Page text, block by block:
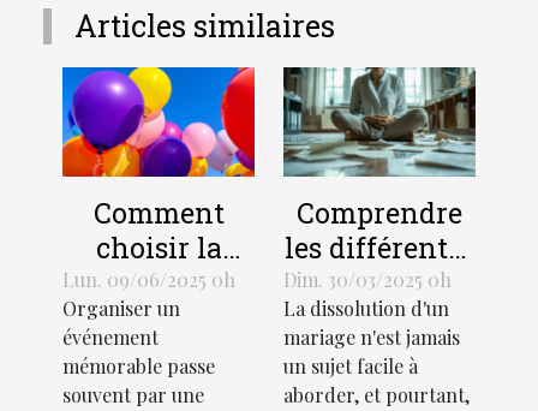
Articles similaires
Comment
choisir la
taille et le
design d'un
ballon hélium
pour votre
Lun. 09/06/2025 0h
Organiser un
événement
mémorable passe
souvent par une
Comprendre
les différentes
procédures de
divorce et
leurs impacts
Dim. 30/03/2025 0h
La dissolution d'un
mariage n'est jamais
un sujet facile à
aborder, et pourtant,